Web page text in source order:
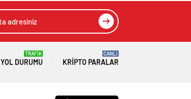
YOL DURUMU
TRAFİK
KRIPTO PARALAR
CANLI